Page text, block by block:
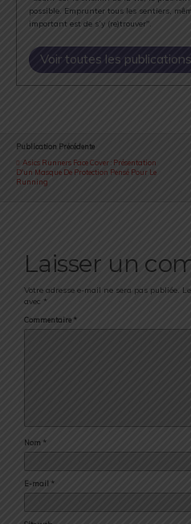
possible. Emprunter tous les sentiers,
important est de s’y (re)trouver".
Voir toutes les publications
Publication Précédente
Asics Runners Face Cover : Présentation
D'un Masque De Protection Pensé Pour Le
Running
Laisser un
Votre adresse e-mail ne sera pas publiée.
avec *
Commentaire *
Nom *
E-mail *